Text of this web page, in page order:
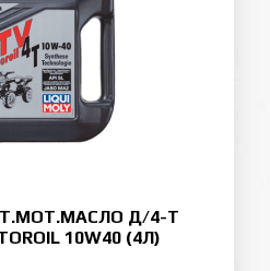
Д/4-Т
10W40 (4Л)